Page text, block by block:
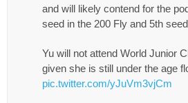
and will likely contend for the
seed in the 200 Fly and 5th
Yu will not attend World Junior
given she is still under the age
pic.twitter.com/yJuVm3vjCm